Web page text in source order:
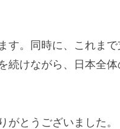
す。同時に、これま
続けながら、日本全
とうございました。